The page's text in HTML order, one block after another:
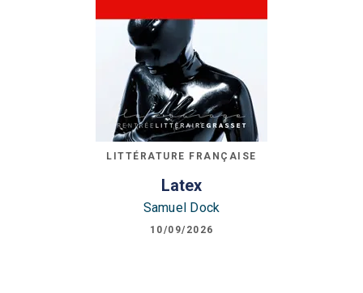
LITTÉRATURE FRANÇAISE
Latex
Samuel Dock
10/09/2026